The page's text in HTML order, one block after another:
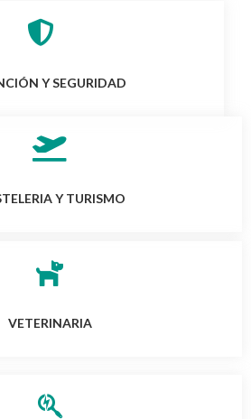
Y SEGURIDAD
Y TURISMO
VETERINARIA